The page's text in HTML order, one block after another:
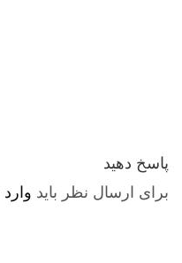
پاسخ دهید
برای ارسال نظر باید وارد